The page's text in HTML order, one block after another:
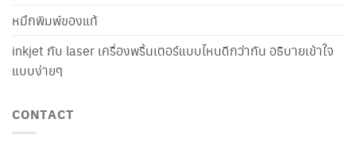
หมึกพิมพ์ของแท้
inkjet กับ laser เครื่องพริ้นเตอร์แบบไหนดีกว่ากัน อธิบายเข้าใจ
แบบง่ายๆ
CONTACT